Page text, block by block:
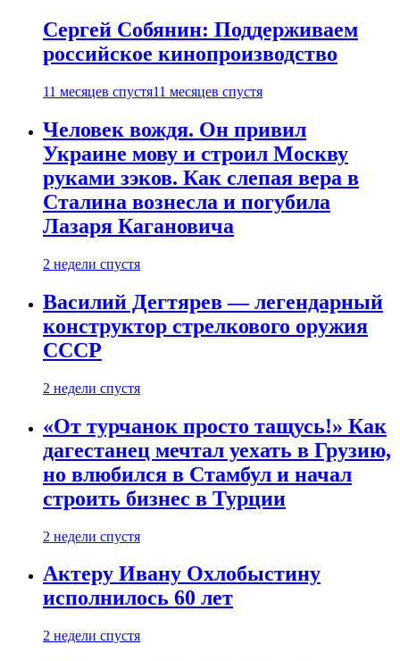
Сергей Собянин: Поддерживаем
российское кинопроизводство
11 месяцев спустя11 месяцев спустя
Человек вождя. Он привил
Украине мову и строил Москву
руками зэков. Как слепая вера в
Сталина вознесла и погубила
Лазаря Кагановича
2 недели спустя
Василий Дегтярев — легендарный
конструктор стрелкового оружия
СССР
2 недели спустя
«От турчанок просто тащусь!» Как
дагестанец мечтал уехать в Грузию,
но влюбился в Стамбул и начал
строить бизнес в Турции
2 недели спустя
Актеру Ивану Охлобыстину
исполнилось 60 лет
2 недели спустя